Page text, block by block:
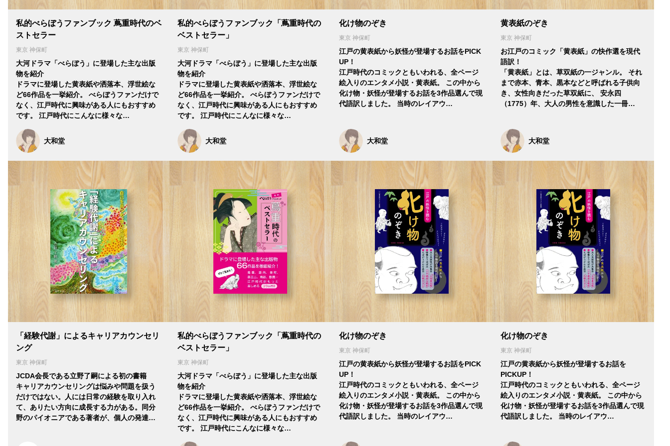
私的べらぼうファンブック 蔦重時代のベ
ストセラー
東京 神保町
大河ドラマ「べらぼう」に登場した主な出版
物を紹介
ドラマに登場した黄表紙や洒落本、浮世絵な
ど66作品を一挙紹介。 べらぼうファンだけで
なく、江戸時代に興味がある人にもおすすめ
です。 江戸時代にこんなに様々な…
大和堂
私的べらぼうファンブック「蔦重時代の
ベストセラー」
東京 神保町
大河ドラマ「べらぼう」に登場した主な出版
物を紹介
ドラマに登場した黄表紙や洒落本、浮世絵な
ど66作品を一挙紹介。 べらぼうファンだけで
なく、江戸時代に興味がある人にもおすすめ
です。 江戸時代にこんなに様々な…
大和堂
化け物のぞき
東京 神保町
江戸の黄表紙から妖怪が登場するお話をPICK
UP！
江戸時代のコミックともいわれる、全ページ
絵入りのエンタメ小説・黄表紙。 この中から
化け物・妖怪が登場するお話を3作品選んで現
代語訳しました。 当時のレイアウ…
大和堂
黄表紙のぞき
東京 神保町
お江戸のコミック「黄表紙」の快作選を現代
語訳！
「黄表紙」とは、草双紙の一ジャンル。 それ
まで赤本、青本、黒本などと呼ばれる子供向
き、女性向きだった草双紙に、 安永四
（1775）年、大人の男性を意識した一冊…
大和堂
「経験代謝」によるキャリアカウンセリ
ング
東京 神保町
JCDA会長である立野了嗣による初の書籍
キャリアカウンセリングは悩みや問題を扱う
だけではない。人には日常の経験を取り入れ
て、ありたい方向に成長する力がある。同分
野のパイオニアである著者が、個人の発達…
私的べらぼうファンブック「蔦重時代の
ベストセラー」
東京 神保町
大河ドラマ「べらぼう」に登場した主な出版
物を紹介
ドラマに登場した黄表紙や洒落本、浮世絵な
ど66作品を一挙紹介。 べらぼうファンだけで
なく、江戸時代に興味がある人にもおすすめ
です。 江戸時代にこんなに様々な…
化け物のぞき
東京 神保町
江戸の黄表紙から妖怪が登場するお話をPICK
UP！
江戸時代のコミックともいわれる、全ページ
絵入りのエンタメ小説・黄表紙。 この中から
化け物・妖怪が登場するお話を3作品選んで現
代語訳しました。 当時のレイアウ…
化け物のぞき
東京 神保町
江戸の黄表紙から妖怪が登場するお話を
PICKUP！
江戸時代のコミックともいわれる、全ページ
絵入りのエンタメ小説・黄表紙。 この中から
化け物・妖怪が登場するお話を3作品選んで現
代語訳しました。 当時のレイアウ…